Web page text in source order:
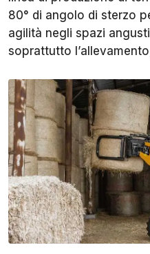
80° di angolo di sterzo
agilità negli spazi
soprattutto